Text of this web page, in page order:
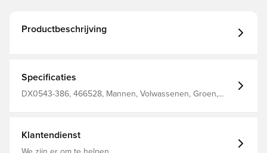
Productbeschrijving
Specificaties
DX0543-386, 466528, Mannen, Volwassenen, Groen,
Klantendienst